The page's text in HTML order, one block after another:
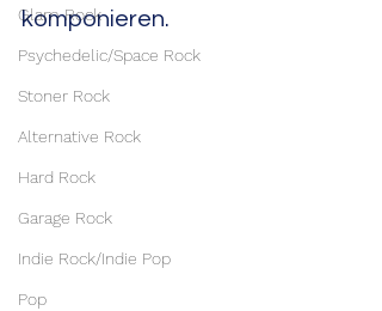
Glam Rock
Psychedelic/Space Rock
Stoner Rock
Alternative Rock
Hard Rock
Garage Rock
Indie Rock/Indie Pop
Pop
komponieren.